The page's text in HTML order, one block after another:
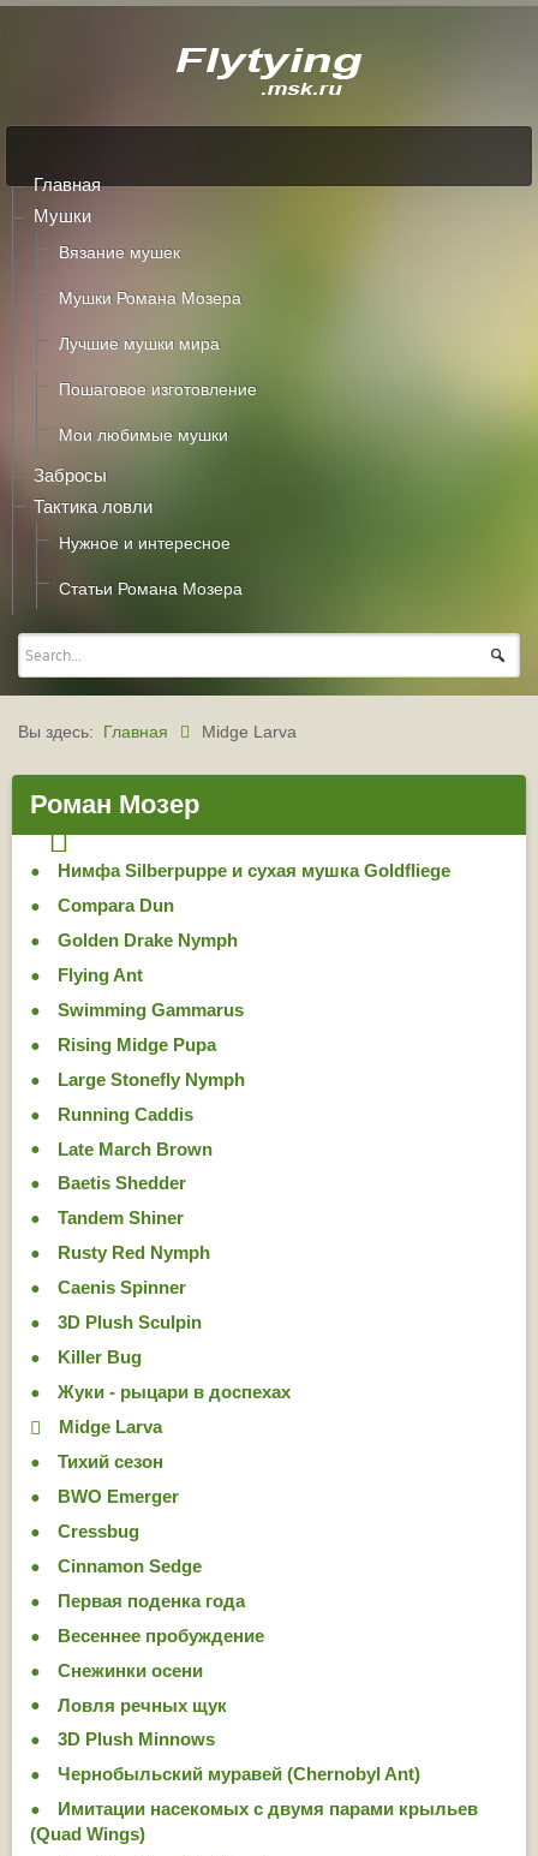
Главная
Мушки
Вязание мушек
Мушки Романа Мозера
Лучшие мушки мира
Пошаговое изготовление
Мои любимые мушки
Забросы
Тактика ловли
Нужное и интересное
Статьи Романа Мозера
Вы здесь: Главная Midge Larva
Роман Мозер
Нимфа Silberpuppe и сухая мушка Goldfliege
Compara Dun
Golden Drake Nymph
Flying Ant
Swimming Gammarus
Rising Midge Pupa
Large Stonefly Nymph
Running Caddis
Late March Brown
Baetis Shedder
Tandem Shiner
Rusty Red Nymph
Caenis Spinner
3D Plush Sculpin
Killer Bug
Жуки - рыцари в доспехах
Midge Larva
Тихий сезон
BWO Emerger
Cressbug
Cinnamon Sedge
Первая поденка года
Весеннее пробуждение
Снежинки осени
Ловля речных щук
3D Plush Minnows
Чернобыльский муравей (Chernobyl Ant)
Имитации насекомых с двумя парами крыльев
(Quad Wings)